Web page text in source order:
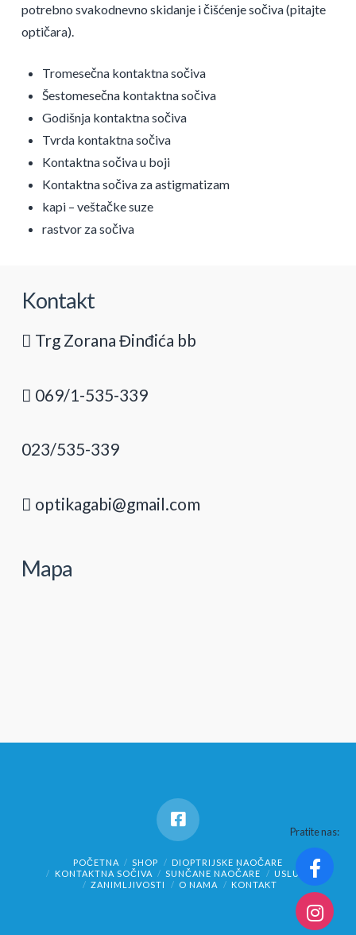
potrebno svakodnevno skidanje i čišćenje sočiva (pitajte
optičara).
Tromesečna kontaktna sočiva
Šestomesečna kontaktna sočiva
Godišnja kontaktna sočiva
Tvrda kontaktna sočiva
Kontaktna sočiva u boji
Kontaktna sočiva za astigmatizam
kapi – veštačke suze
rastvor za sočiva
Kontakt
Trg Zorana Đinđića bb
069/1-535-339
023/535-339
optikagabi@gmail.com
Mapa
POČETNA SHOP
DIOPTRIJSKE NAOČARE
KONTAKTNA SOČIVA
SUNČANE NAOČARE
USLUGE
ZANIMLJIVOSTI
O NAMA KONTAKT
Pratite nas: